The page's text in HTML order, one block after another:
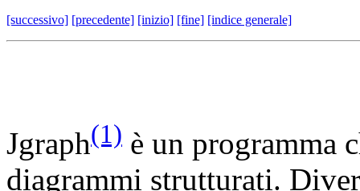
[successivo] [precedente] [inizio] [fine] [indice generale]
Jgraph(1) è un programma
diagrammi strutturati.